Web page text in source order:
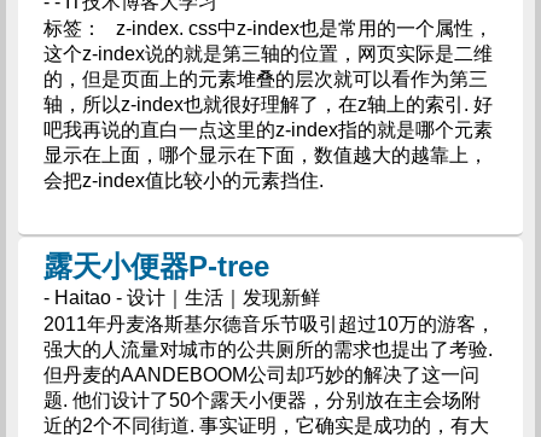
标签： z-index. css中z-index也是常用的一个属性，
这个z-index说的就是第三轴的位置，网页实际是二维
的，但是页面上的元素堆叠的层次就可以看作为第三
轴，所以z-index也就很好理解了，在z轴上的索引. 好
吧我再说的直白一点这里的z-index指的就是哪个元素
显示在上面，哪个显示在下面，数值越大的越靠上，
会把z-index值比较小的元素挡住.
露天小便器P-tree
- Haitao - 设计｜生活｜发现新鲜
2011年丹麦洛斯基尔德音乐节吸引超过10万的游客，
强大的人流量对城市的公共厕所的需求也提出了考验.
但丹麦的AANDEBOOM公司却巧妙的解决了这一问
题. 他们设计了50个露天小便器，分别放在主会场附
近的2个不同街道. 事实证明，它确实是成功的，有大